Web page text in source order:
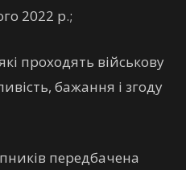
2022 р.;
проходять військову
бажання і згоду
передбачена